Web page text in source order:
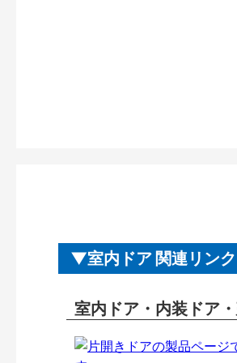
室内ドア 関連リンク
室内ドア・内装ドア